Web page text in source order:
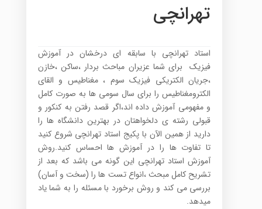
تهرانچی
استاد تهرانچی با سابقه ای درخشان در آموزش
فیزیک برای شما عزیران مباحث بردار ،ساکن ،خازن
،جریان الکتریکی فیزیک سوم ، مغناطیس و القای
الکترومغناطیس را برای سال سومی ها به صورت کامل
و مفهومی آموزش داده اند،اگر قصد رفتن به کنکور و
قبولی رشته ی دلخواهتان در بهترین دانشگاه ها را
دارید از همین الآن با پکیج استاد تهرانچی شروع کنید
تا تفاوت ها را در آموزش ها احساس کنید.روش
آموزش استاد تهرانچی این گونه می باشد که بعد از
تشریح کامل مبحث ،انواع تست ها را (سخت و آسان)
بررسی می کند و روش برخورد با مسئله را به شما یاد
میدهد.